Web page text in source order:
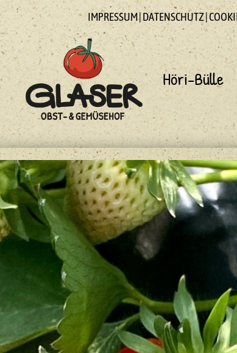
IMPRESSUM| DATENSCHUTZ|
Höri-Bülle